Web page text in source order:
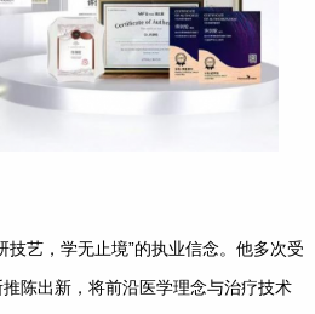
技艺，学无止境”的执业信念。他多次受
陈出新，将前沿医学理念与治疗技术